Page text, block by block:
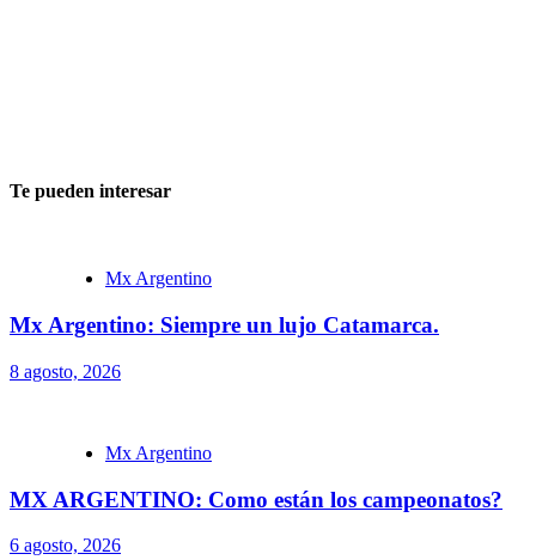
Te pueden interesar
Mx Argentino
Mx Argentino: Siempre un lujo Catamarca.
8 agosto, 2026
Mx Argentino
MX ARGENTINO: Como están los campeonatos?
6 agosto, 2026